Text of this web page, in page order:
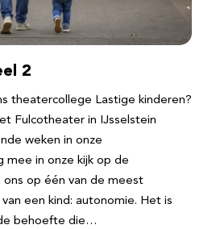
2
theatercollege Lastige kinderen?
Fulcotheater in IJsselstein
weken in onze
mee in onze kijk op de
ons op één van de meest
een kind: autonomie. Het is
behoefte die…